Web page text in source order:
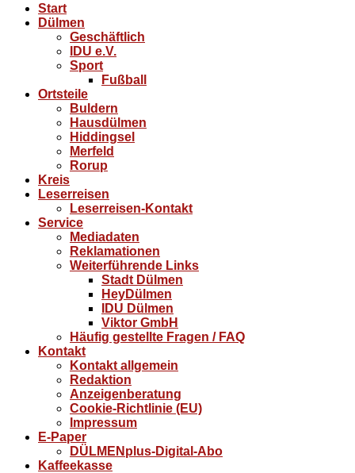
Start
Dülmen
Geschäftlich
IDU e.V.
Sport
Fußball
Ortsteile
Buldern
Hausdülmen
Hiddingsel
Merfeld
Rorup
Kreis
Leserreisen
Leserreisen-Kontakt
Service
Mediadaten
Reklamationen
Weiterführende Links
Stadt Dülmen
HeyDülmen
IDU Dülmen
Viktor GmbH
Häufig gestellte Fragen / FAQ
Kontakt
Kontakt allgemein
Redaktion
Anzeigenberatung
Cookie-Richtlinie (EU)
Impressum
E-Paper
DÜLMENplus-Digital-Abo
Kaffeekasse